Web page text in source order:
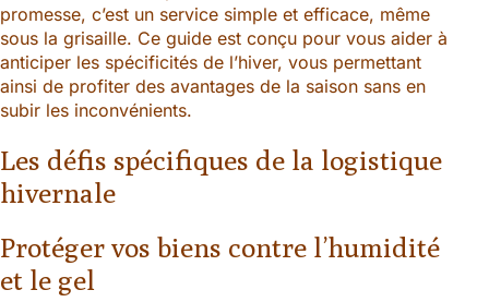
promesse, c’est un service simple et efficace, même
sous la grisaille. Ce guide est conçu pour vous aider à
anticiper les spécificités de l’hiver, vous permettant
ainsi de profiter des avantages de la saison sans en
subir les inconvénients.
Les défis spécifiques de la logistique
hivernale
Protéger vos biens contre l’humidité
et le gel